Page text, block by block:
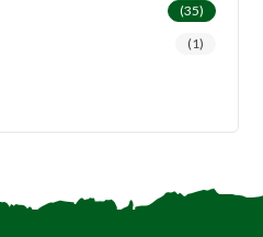
(35)
(1)